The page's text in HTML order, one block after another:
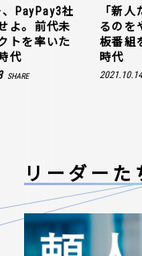
PayPay3社
よ。前代未
トを率いた
代
SHARE
「新
るのを
板番組
時代
2021.10.14
リーダーた